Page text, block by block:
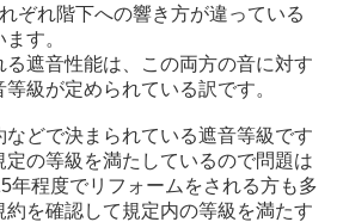
ぞれ階下への響き方が違っている
す。
遮音性能は、この両方の音に対す
級が定められている訳です。
どで決まられている遮音等級です
の等級を満たしているので問題は
年程度でリフォームをされる方も多
約を確認して規定内の等級を満たす